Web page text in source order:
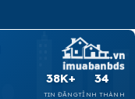
38K+
TIN ĐĂNG
34
TỈNH THÀNH